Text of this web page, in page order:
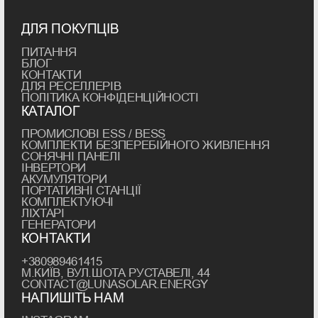
архітектуру будинку, виділити доріжки або
клумби. А ще він дозволяє заощадити на
електроенергії та монтажі.
ПЕРЕВАГИ САДОВИХ
ЛІХТАРІВ НА СОНЯЧНИХ
БАТАРЕЯХ
Сонячні садові ліхтарі вирізняються
компактністю, простотою встановлення
та автономною роботою. Їх можна
розміщувати вздовж стежок, біля входу
до будинку, навколо альтанки чи басейну.
І головне — для цього не потрібні дроти,
розетки чи виклик електрика. Просто
вставляєте ліхтар у землю — і все готово.
Садовий ліхтар на сонячній батареї
ДЛЯ ПОКУПЦІВ
ПИТАННЯ
БЛОГ
КОНТАКТИ
ДЛЯ РЕСЕЛЛЕРІВ
ПОЛІТИКА КОНФІДЕНЦІЙНОСТІ
КАТАЛОГ
ПРОМИСЛОВІ ESS / BESS
КОМПЛЕКТИ БЕЗПЕРЕБІЙНОГО ЖИВЛЕННЯ
СОНЯЧНІ ПАНЕЛІ
ІНВЕРТОРИ
АКУМУЛЯТОРИ
ПОРТАТИВНІ СТАНЦІЇ
КОМПЛЕКТУЮЧІ
ЛІХТАРІ
ГЕНЕРАТОРИ
КОНТАКТИ
+380989461415
М.КИЇВ, ВУЛ.ШОТА РУСТАВЕЛІ, 44
CONTACT@LUNASOLAR.ENERGY
НАПИШІТЬ НАМ